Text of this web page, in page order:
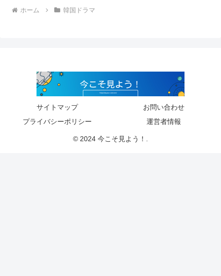
ホーム 韓国ドラマ
サイトマップ
お問い合わせ
プライバシーポリシー
運営者情報
© 2024 今こそ見よう！.